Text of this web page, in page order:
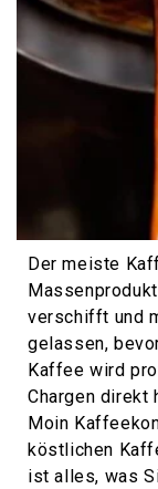
Der meiste
verschifft und
gelassen,
Kaffee wird
Chargen direkt
Moin
köstlichen
ist alles, was